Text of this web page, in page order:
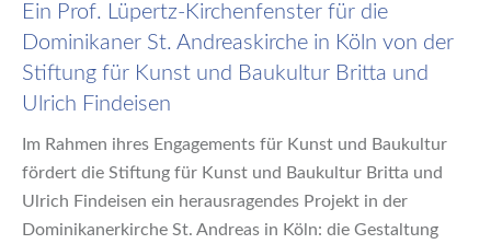
Ein Prof. Lüpertz-Kirchenfenster für die
Dominikaner St. Andreaskirche in Köln von der
Stiftung für Kunst und Baukultur Britta und
Ulrich Findeisen
Im Rahmen ihres Engagements für Kunst und Baukultur
fördert die Stiftung für Kunst und Baukultur Britta und
Ulrich Findeisen ein herausragendes Projekt in der
Dominikanerkirche St. Andreas in Köln: die Gestaltung